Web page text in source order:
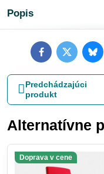
Popis
FacebookTwitter
Predchádzajúci
produkt
Alternatívne
Doprava v cene